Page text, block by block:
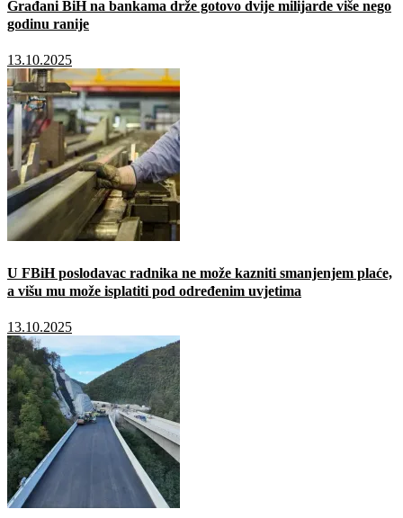
Građani BiH na bankama drže gotovo dvije milijarde više nego
godinu ranije
13.10.2025
U FBiH poslodavac radnika ne može kazniti smanjenjem plaće,
a višu mu može isplatiti pod određenim uvjetima
13.10.2025